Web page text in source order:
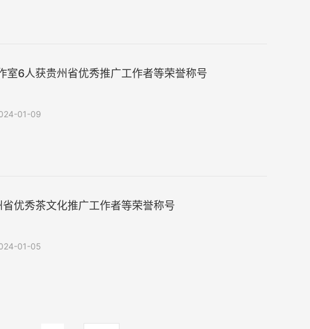
室6人获贵州省优秀推广工作者等荣誉称号
01-09
优秀茶文化推广工作者等荣誉称号
01-05